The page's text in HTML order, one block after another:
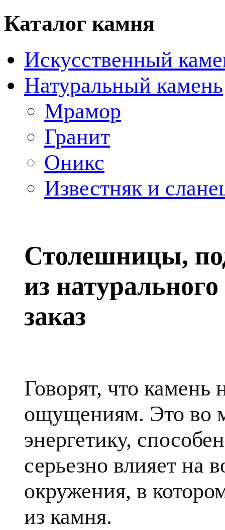
Каталог камня
Искусственный
Натуральный камень
Мрамор
Гранит
Оникс
Известняк и
Столешницы,
из
заказ
Говорят, что
ощущениям. Это во
энергетику,
серьезно влияет на
окружения, в
из камня.